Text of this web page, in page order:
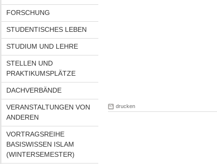
FORSCHUNG
STUDENTISCHES LEBEN
STUDIUM UND LEHRE
STELLEN UND
PRAKTIKUMSPLÄTZE
DACHVERBÄNDE
VERANSTALTUNGEN VON
ANDEREN
VORTRAGSREIHE
BASISWISSEN ISLAM
(WINTERSEMESTER)
drucken